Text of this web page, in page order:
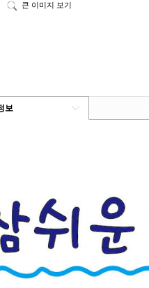
큰 이미지 보기
보